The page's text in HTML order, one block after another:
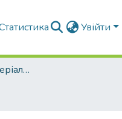
Увійти
Конференції та матеріали конференцій